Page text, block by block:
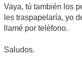
Vaya, tú también los
les traspapelaría, yo
llamé por teléfono.
Saludos.